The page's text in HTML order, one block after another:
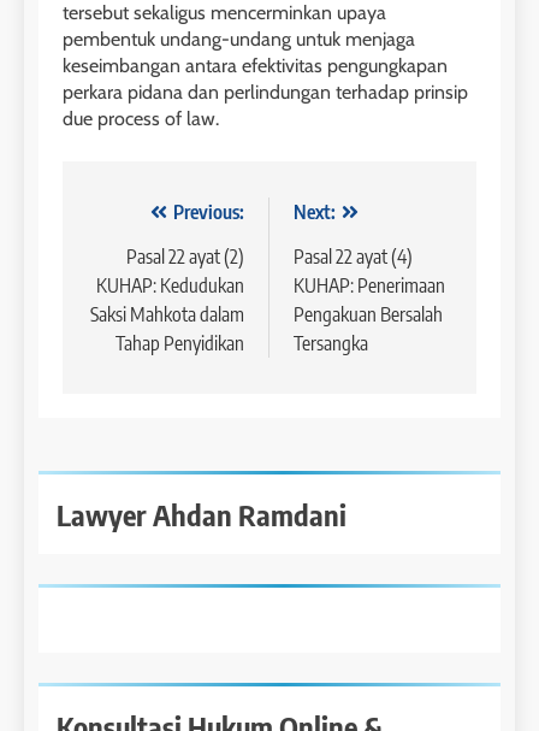
tersebut sekaligus mencerminkan upaya
pembentuk undang-undang untuk menjaga
keseimbangan antara efektivitas pengungkapan
perkara pidana dan perlindungan terhadap prinsip
due process of law.
NavigasiPrevious:
Pasal 22 ayat (2)
KUHAP: Kedudukan
Saksi Mahkota dalam
Tahap Penyidikan
Next:
Pasal 22 ayat (4)
KUHAP: Penerimaan
Pengakuan Bersalah
Tersangka
Lawyer Ahdan Ramdani